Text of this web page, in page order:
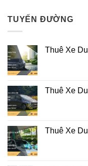
TUYẾN ĐƯỜNG
Thuê Xe
Thuê Xe
Thuê Xe